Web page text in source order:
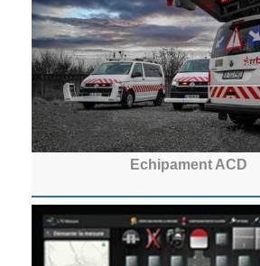
Echipament ACD